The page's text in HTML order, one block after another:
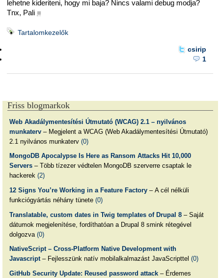
lehetne kideriteni, hogy mi baja? Nincs valami debug modja?
Tnx, Pali ■
Tartalomkezelők
csirip
1
Friss blogmarkok
Web Akadálymentesítési Útmutató (WCAG) 2.1 – nyilvános
munkaterv– Megjelent a WCAG (Web Akadálymentesítési Útmutató)
2.1 nyilvános munkaterv (0)
MongoDB Apocalypse Is Here as Ransom Attacks Hit 10,000
Servers– Több tízezer védtelen MongoDB szerverre csaptak le
hackerek (2)
12 Signs You’re Working in a Feature Factory– A cél nélküli
funkciógyártás néhány tünete (0)
Translatable, custom dates in Twig templates of Drupal 8– Saját
dátumok megjelenítése, fordíthatóan a Drupal 8 smink rétegével
dolgozva (0)
NativeScript – Cross-Platform Native Development with
Javascript– Fejlesszünk natív mobilalkalmazást JavaScripttel (0)
GitHub Security Update: Reused password attack– Érdemes